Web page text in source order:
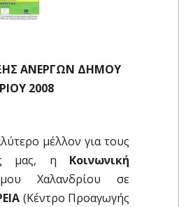
ΑΝΕΡΓΩΝ ΔΗΜΟΥ
2008
μέλλον για τους
μας, η Κοινωνική
Χαλανδρίου σε
(Κέντρο Προαγωγής